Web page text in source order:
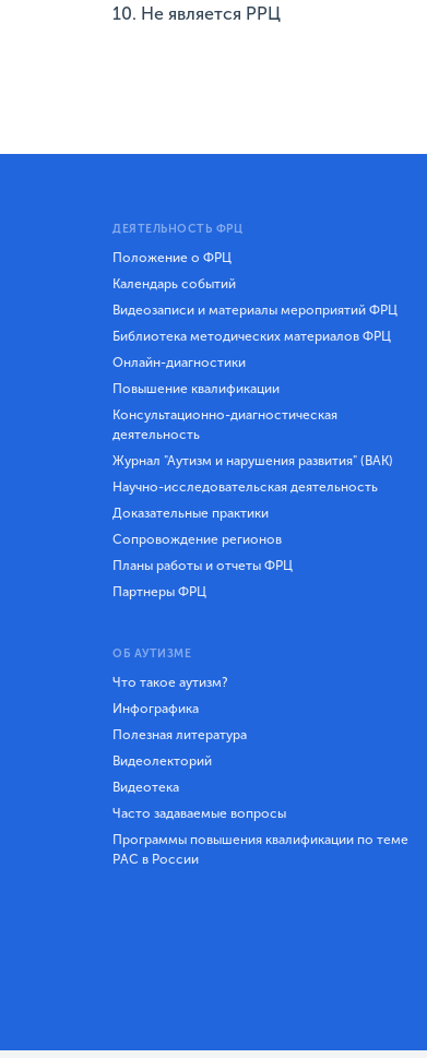
10. Не является РРЦ
ДЕЯТЕЛЬНОСТЬ ФРЦ
Положение о ФРЦ
Календарь событий
Видеозаписи и материалы мероприятий ФРЦ
Библиотека методических материалов ФРЦ
Онлайн-диагностики
Повышение квалификации
Консультационно-диагностическая
деятельность
Журнал "Аутизм и нарушения развития" (ВАК)
Научно-исследовательская деятельность
Доказательные практики
Сопровождение регионов
Планы работы и отчеты ФРЦ
Партнеры ФРЦ
ОБ АУТИЗМЕ
Что такое аутизм?
Инфографика
Полезная литература
Видеолекторий
Видеотека
Часто задаваемые вопросы
Программы повышения квалификации по теме
РАС в России